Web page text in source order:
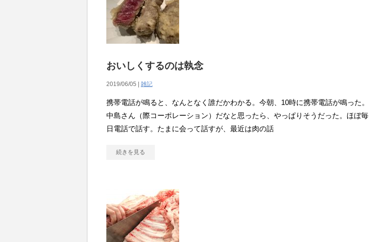
おいしくするのは執念
2019/06/05 | 雑記
携帯電話が鳴ると、なんとなく誰だかわかる。今朝、10時に携帯電話が鳴った。
中島さん（際コーポレーション）だなと思ったら、やっぱりそうだった。ほぼ毎
日電話で話す。たまに会って話すが、最近は肉の話
続きを見る